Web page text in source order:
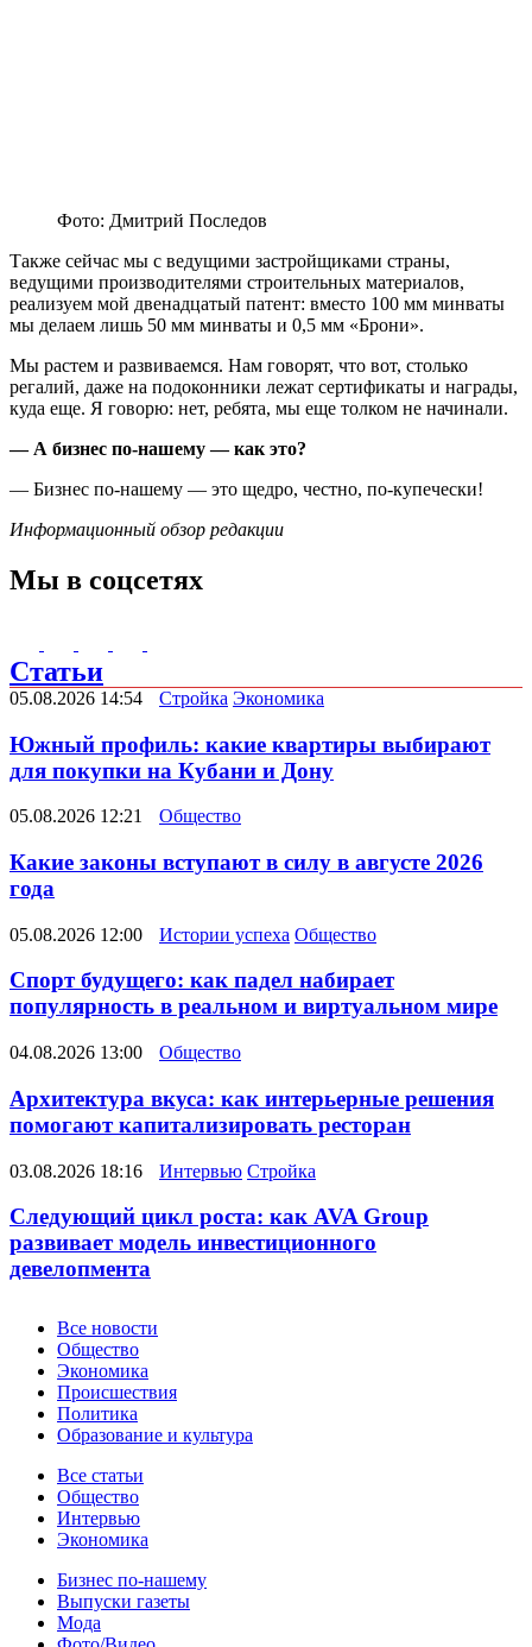
Фото: Дмитрий Последов
Также сейчас мы с ведущими застройщиками страны,
ведущими производителями строительных материалов,
реализуем мой двенадцатый патент: вместо 100 мм минваты
мы делаем лишь 50 мм минваты и 0,5 мм «Брони».
Мы растем и развиваемся. Нам говорят, что вот, столько
регалий, даже на подоконники лежат сертификаты и награды,
куда еще. Я говорю: нет, ребята, мы еще толком не начинали.
— А бизнес по-нашему — как это?
— Бизнес по-нашему — это щедро, честно, по-купечески!
Информационный обзор редакции
Мы в соцсетях
Статьи
05.08.2026 14:54 Стройка Экономика
Южный профиль: какие квартиры выбирают
для покупки на Кубани и Дону
05.08.2026 12:21 Общество
Какие законы вступают в силу в августе 2026
года
05.08.2026 12:00 Истории успеха Общество
Спорт будущего: как падел набирает
популярность в реальном и виртуальном мире
04.08.2026 13:00 Общество
Архитектура вкуса: как интерьерные решения
помогают капитализировать ресторан
03.08.2026 18:16 Интервью Стройка
Следующий цикл роста: как AVA Group
развивает модель инвестиционного
девелопмента
Новости
Все новости
Общество
Экономика
Происшествия
Политика
Образование и культура
Статьи
Все статьи
Общество
Интервью
Экономика
Разное
Бизнес по-нашему
Выпуски газеты
Мода